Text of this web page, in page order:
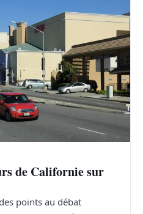
de Californie sur
points au débat